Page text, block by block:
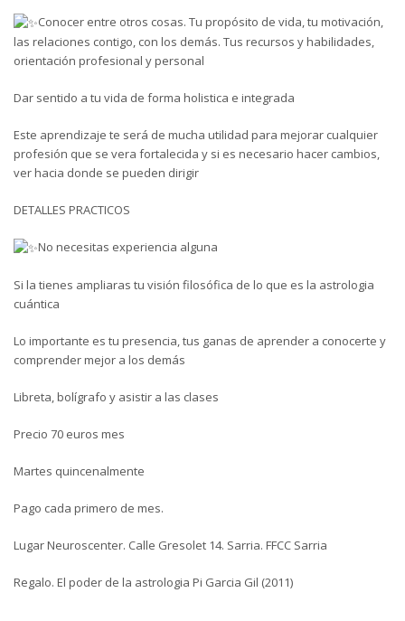
Conocer entre otros cosas. Tu propósito de vida, tu motivación,
las relaciones contigo, con los demás. Tus recursos y habilidades,
orientación profesional y personal
Dar sentido a tu vida de forma holistica e integrada
Este aprendizaje te será de mucha utilidad para mejorar cualquier
profesión que se vera fortalecida y si es necesario hacer cambios,
ver hacia donde se pueden dirigir
DETALLES PRACTICOS
No necesitas experiencia alguna
Si la tienes ampliaras tu visión filosófica de lo que es la astrologia
cuántica
Lo importante es tu presencia, tus ganas de aprender a conocerte y
comprender mejor a los demás
Libreta, bolígrafo y asistir a las clases
Precio 70 euros mes
Martes quincenalmente
Pago cada primero de mes.
Lugar Neuroscenter. Calle Gresolet 14. Sarria. FFCC Sarria
Regalo. El poder de la astrologia Pi Garcia Gil (2011)